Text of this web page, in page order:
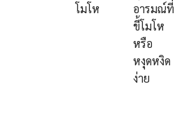
โมโห
อารมณ์ที่
ขี้โมโห
หรือ
หงุดหงิด
ง่าย